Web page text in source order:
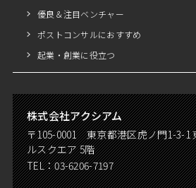
優良＆注目ベンチャー
ポストコンサルにおすすめ
起業・創業に役立つ
株式会社アクシアム
〒105-0001 東京都港区虎ノ門1-3-1
ルスクエア 5階
TEL：03-6206-7197